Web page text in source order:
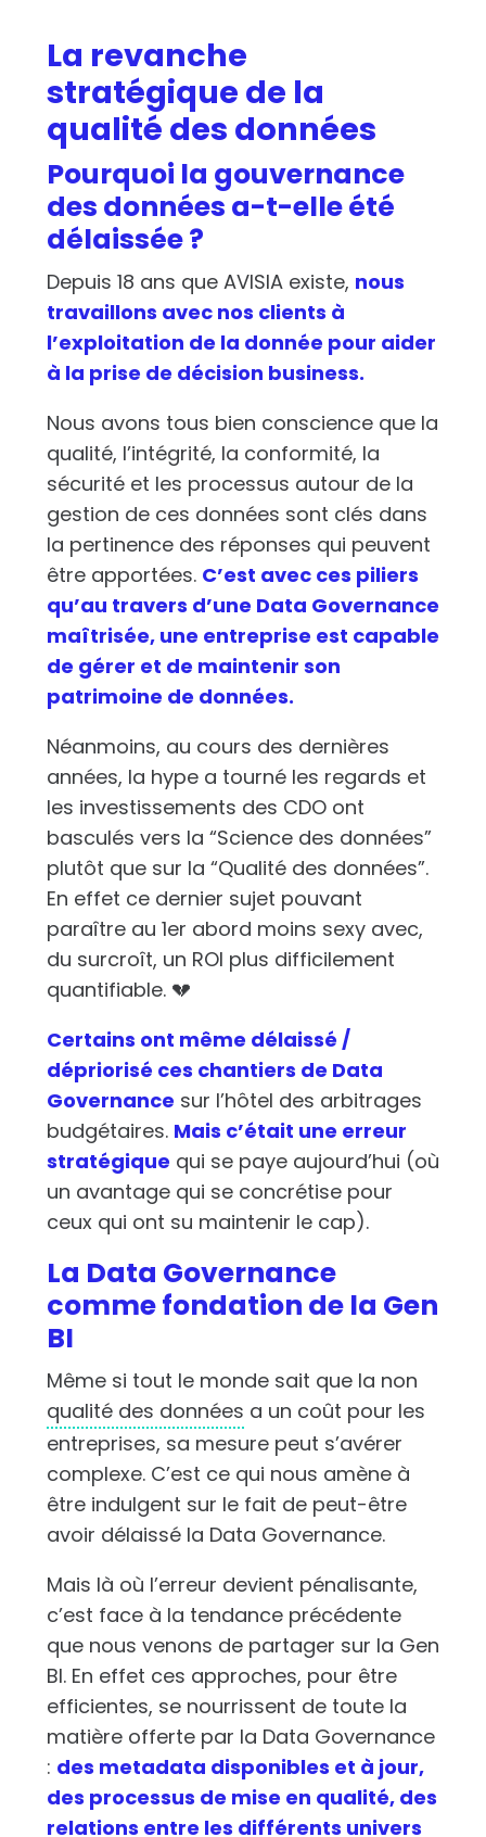
La revanche
stratégique de la
qualité des données
Pourquoi la gouvernance
des données a-t-elle été
délaissée ?
Depuis 18 ans que AVISIA existe, nous
travaillons avec nos clients à
l’exploitation de la donnée pour aider
à la prise de décision business.
Nous avons tous bien conscience que la
qualité, l’intégrité, la conformité, la
sécurité et les processus autour de la
gestion de ces données sont clés dans
la pertinence des réponses qui peuvent
être apportées. C’est avec ces piliers
qu’au travers d’une Data Governance
maîtrisée, une entreprise est capable
de gérer et de maintenir son
patrimoine de données.
Néanmoins, au cours des dernières
années, la hype a tourné les regards et
les investissements des CDO ont
basculés vers la “Science des données”
plutôt que sur la “Qualité des données”.
En effet ce dernier sujet pouvant
paraître au 1er abord moins sexy avec,
du surcroît, un ROI plus difficilement
quantifiable. 💔
Certains ont même délaissé /
dépriorisé ces chantiers de Data
Governance sur l’hôtel des arbitrages
budgétaires. Mais c’était une erreur
stratégique qui se paye aujourd’hui (où
un avantage qui se concrétise pour
ceux qui ont su maintenir le cap).
La Data Governance
comme fondation de la Gen
BI
Même si tout le monde sait que la non
qualité des données a un coût pour les
entreprises, sa mesure peut s’avérer
complexe. C’est ce qui nous amène à
être indulgent sur le fait de peut-être
avoir délaissé la Data Governance.
Mais là où l’erreur devient pénalisante,
c’est face à la tendance précédente
que nous venons de partager sur la Gen
BI. En effet ces approches, pour être
efficientes, se nourrissent de toute la
matière offerte par la Data Governance
: des metadata disponibles et à jour,
des processus de mise en qualité, des
relations entre les différents univers